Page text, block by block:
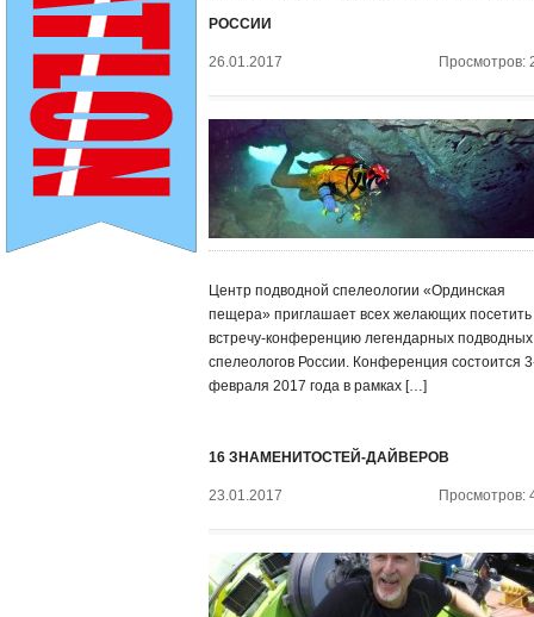
РОССИИ
26.01.2017 Просмотров:
Центр подводной спелеологии «Ординская
пещера» приглашает всех желающих посетить
встречу-конференцию легендарных подводных
спелеологов России. Конференция состоится
февраля 2017 года в рамках […]
16 ЗНАМЕНИТОСТЕЙ-ДАЙВЕРОВ
23.01.2017 Просмотров: